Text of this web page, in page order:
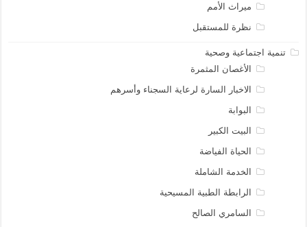
ميراث الأمم
نظرة للمستقبل
تنمية اجتماعية وصحية
الأغصان المثمرة
الاخبار السارة لرعاية السجناء وأسرهم
البوابة
البيت الكبير
الحياة الفياضة
الخدمة الشاملة
الرابطة الطبية المسيحية
السامري الصالح